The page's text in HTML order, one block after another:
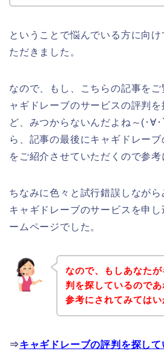
ということで悩んでいる方に向
ただきました。
なので、もし、こちらの記事を
ャギドレーブのサービスの評判
ど、みつからないんだよね～(･∀
ら、記事の最後にキャギドレーブ
をご紹介させていただくので参
ちなみに色々と試行錯誤しなが
キャギドレーブのサービスを申
ームページでした。
なので、もしあなた
判を探しているので
参考にされてみては
⇒キャギドレーブの評判を探し